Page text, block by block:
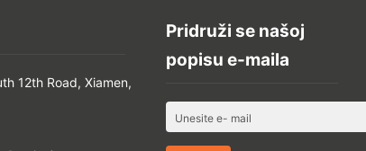
12th Road, Xiamen,
Pridruži se našoj
popisu e-maila